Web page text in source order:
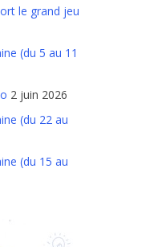
le grand jeu
(du 5 au 11
2 juin 2026
(du 22 au
(du 15 au